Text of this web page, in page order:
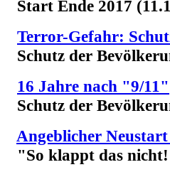
Start Ende 2017
Terror-Gefahr:
Schutz der
16 Jahre nach "9/11"
Schutz der
Angeblicher
"So klappt das